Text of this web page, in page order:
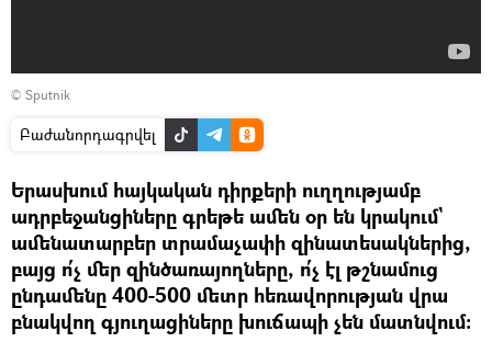
© Sputnik
Բաժանորդագրվել
Երասխում հայկական դիրքերի ուղղությամբ
ադրբեջանցիները գրեթե ամեն օր են կրակում`
ամենատարբեր տրամաչափի զինատեսակներից,
բայց ո՛չ մեր զինծառայողները, ո՛չ էլ թշնամուց
ընդամենը 400-500 մետր հեռավորության վրա
բնակվող գյուղացիները խուճապի չեն մատնվում։